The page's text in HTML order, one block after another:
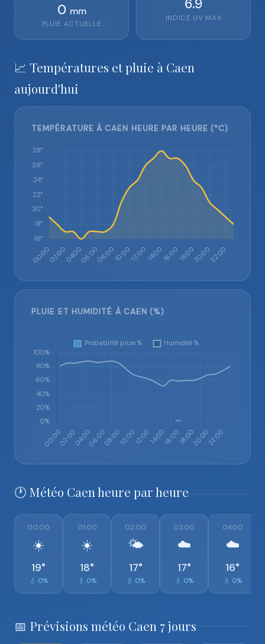
0 mm
PLUIE ACTUELLE
6.9
INDICE UV MAX
📈 Températures et pluie à Caen
aujourd'hui
TEMPÉRATURE À CAEN HEURE PAR HEURE (°C)
PLUIE ET HUMIDITÉ À CAEN (%)
🕐 Météo Caen heure par heure
00:00
☀️
19°
💧 0%
01:00
☀️
18°
💧 0%
02:00
🌤️
17°
💧 0%
03:00
☁️
17°
💧 0%
04:00
☁️
16°
💧 0%
📅 Prévisions météo Caen 7 jours